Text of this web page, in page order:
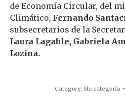
de Economía Circular, del
Climático, Fernando
subsecretarios de la
Laura Lagable, Gabriela
Lozina.
Category: Sin categoría